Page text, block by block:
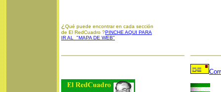
¿ Qué puede encontrar en cada sección
de El RedCuadro ?PINCHE AQUI PARA
IR AL "MAPA DE WEB"